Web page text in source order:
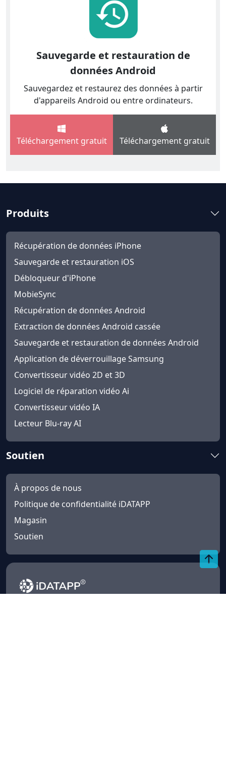
Sauvegarde et restauration de
données Android
Sauvegardez et restaurez des données à partir
d'appareils Android ou entre ordinateurs.
Téléchargement gratuit Téléchargement gratuit
Produits
Récupération de données iPhone
Sauvegarde et restauration iOS
Débloqueur d'iPhone
MobieSync
Récupération de données Android
Extraction de données Android cassée
Sauvegarde et restauration de données Android
Application de déverrouillage Samsung
Convertisseur vidéo 2D et 3D
Logiciel de réparation vidéo Ai
Convertisseur vidéo IA
Lecteur Blu-ray AI
Soutien
À propos de nous
Politique de confidentialité iDATAPP
Magasin
Soutien